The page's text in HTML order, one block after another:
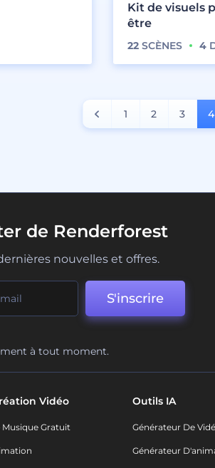
Kit de visuels
être
22SCÈNES 4
1 2 3 4
de Renderforest
nouvelles et offres.
S'inscrire
à tout moment.
Vidéo
Musique Gratuit
Outils IA
Générateur De
Générateur